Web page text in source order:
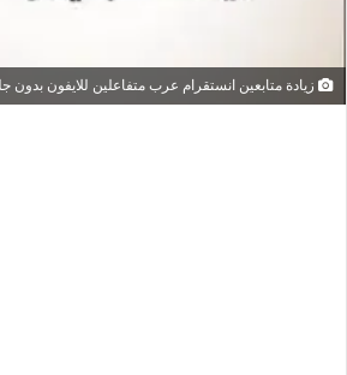
زيادة متابعين انستقرام عرب متفاعلين للايفون بدون